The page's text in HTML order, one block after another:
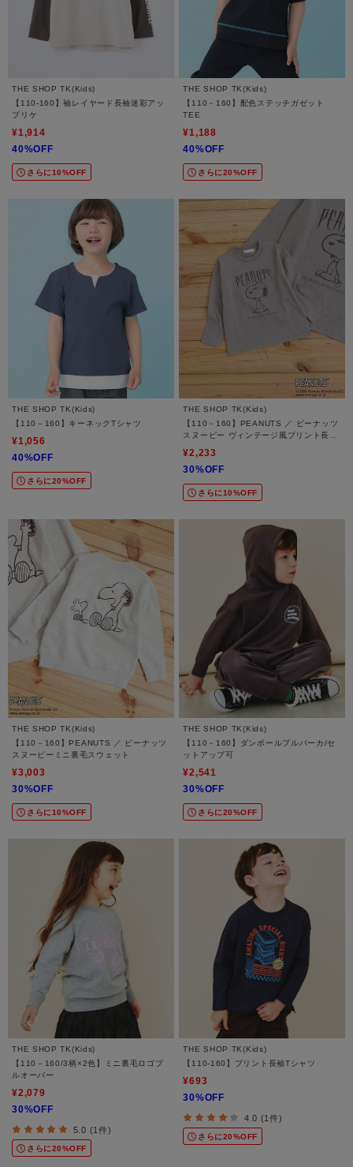
THE SHOP TK(Kids)
【110-160】袖レイヤード長袖迷彩アッ
プリケ
¥1,914
40%OFF
さらに10%OFF
THE SHOP TK(Kids)
【110－160】配色ステッチガゼット
TEE
¥1,188
40%OFF
さらに20%OFF
THE SHOP TK(Kids)
【110－160】キーネックTシャツ
¥1,056
40%OFF
さらに20%OFF
THE SHOP TK(Kids)
【110－160】PEANUTS ／ ピーナッツ
スヌーピー ヴィンテージ風プリント長袖
¥2,233
30%OFF
さらに10%OFF
THE SHOP TK(Kids)
【110－160】PEANUTS ／ ピーナッツ
スヌーピーミニ裏毛スウェット
¥3,003
30%OFF
さらに10%OFF
THE SHOP TK(Kids)
【110－160】ダンボールプルパーカ/セ
ットアップ可
¥2,541
30%OFF
さらに20%OFF
THE SHOP TK(Kids)
【110－160/3柄×2色】ミニ裏毛ロゴプ
ルオーバー
¥2,079
30%OFF
5.0 (1件)
さらに20%OFF
THE SHOP TK(Kids)
【110-160】プリント長袖Tシャツ
¥693
30%OFF
4.0 (1件)
さらに20%OFF